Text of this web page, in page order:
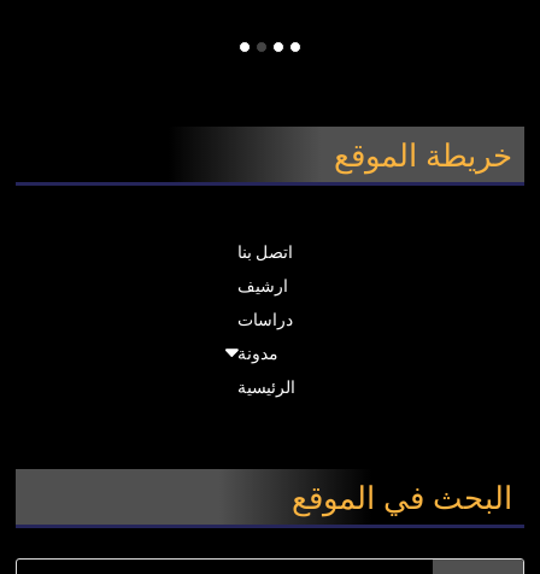
خريطة الموقع
اتصل بنا
ارشيف
دراسات
مدونة
الرئيسية
البحث في الموقع